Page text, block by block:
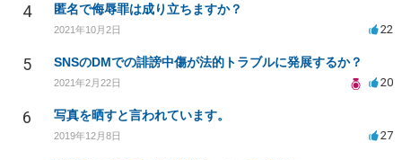
4 匿名で侮辱罪は成り立ちますか？
2021年10月2日 22
5 SNSのDMでの誹謗中傷が法的トラブルに発展するか？
2021年2月22日 20
6 写真を晒すと言われています。
2019年12月8日 27